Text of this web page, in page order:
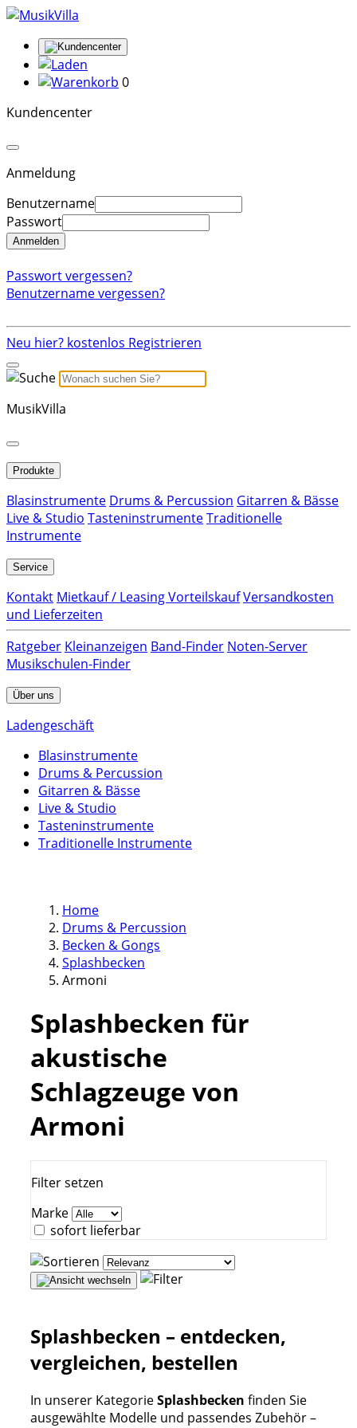
0
Kundencenter
Anmeldung
Benutzername
Passwort
Anmelden
Passwort vergessen?
Benutzername vergessen?
Neu hier? kostenlos Registrieren
MusikVilla
Produkte
Blasinstrumente Drums & Percussion Gitarren & Bässe
Live & Studio TasteninstrumenteTraditionelle
Instrumente
Service
Kontakt Mietkauf / Leasing VorteilskaufVersandkosten
und Lieferzeiten
Ratgeber Kleinanzeigen Band-Finder Noten-Server
Musikschulen-Finder
Über uns
Ladengeschäft
Blasinstrumente
Drums & Percussion
Gitarren & Bässe
Live & Studio
Tasteninstrumente
Traditionelle Instrumente
Home
Drums & Percussion
Becken & Gongs
Splashbecken
Armoni
Splashbecken für
akustische
Schlagzeuge von
Armoni
Filter setzen
Marke
sofort lieferbar
Splashbecken – entdecken,
vergleichen, bestellen
In unserer KategorieSplashbecken finden Sie
ausgewählte Modelle und passendes Zubehör –